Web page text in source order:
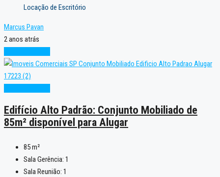
Locação de Escritório
Marcus Pavan
2 anos atrás
Edifício Alto Padrão: Conjunto Mobiliado de
85m² disponível para Alugar
85m²
Sala Gerência: 1
Sala Reunião: 1